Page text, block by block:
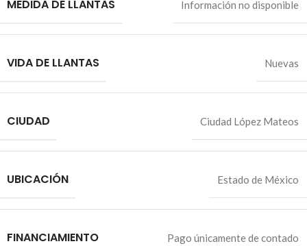
MEDIDA DE LLANTAS Información no disponible
VIDA DE LLANTAS Nuevas
CIUDAD Ciudad López Mateos
UBICACIÓN Estado de México
FINANCIAMIENTO Pago únicamente de contado